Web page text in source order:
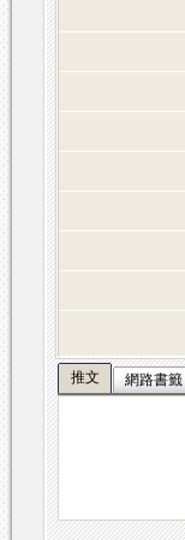
推文 網路書籤